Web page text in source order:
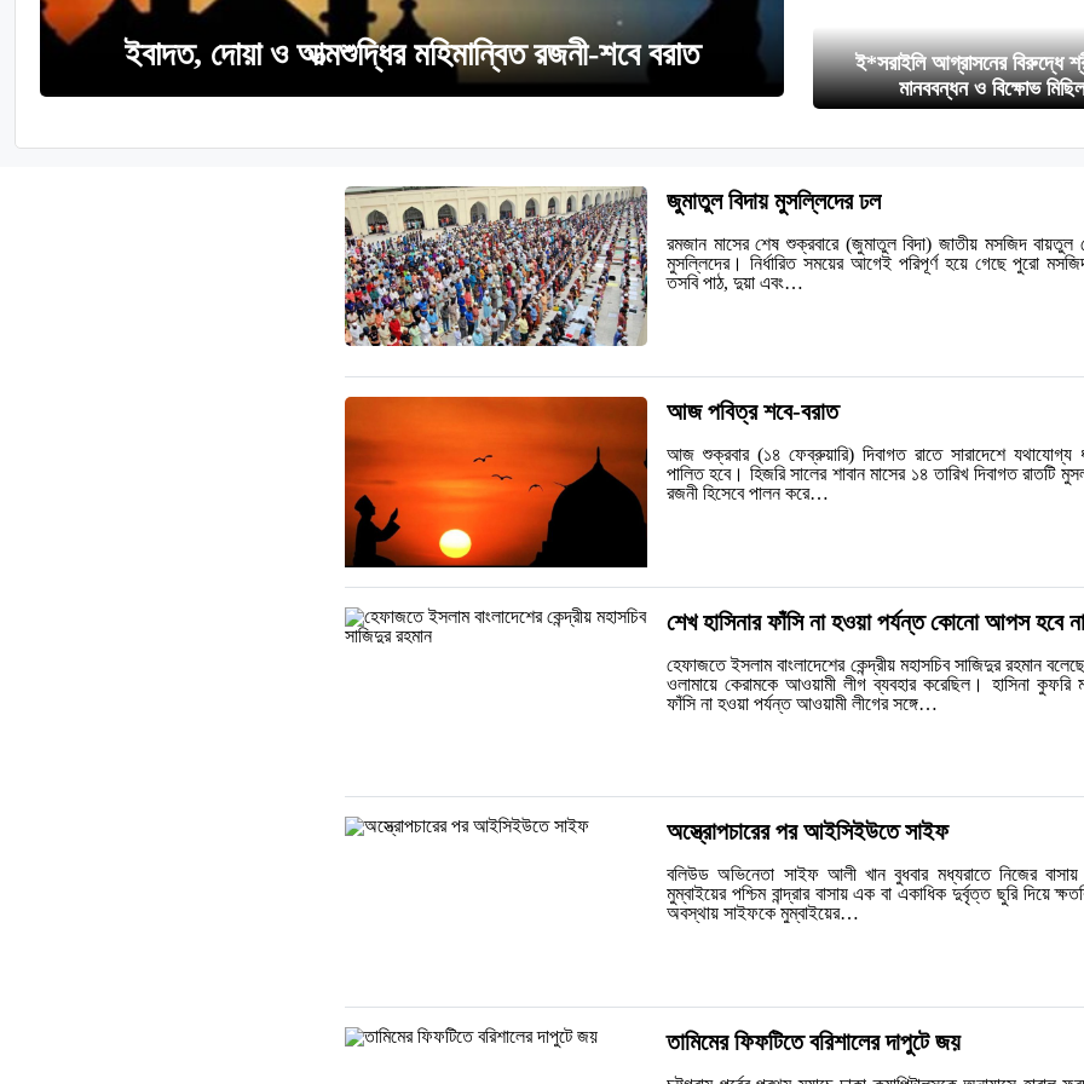
ইবাদত, দোয়া ও আত্মশুদ্ধির মহিমান্বিত রজনী-শবে বরাত
ই*সরাইলি আগ্রাসনের বিরুদ্ধে
মানববন্ধন ও বিক্ষোভ মিছিল
জুমাতুল বিদায় মুসল্লিদের ঢল
রমজান মাসের শেষ শুক্রবারে (জুমাতুল বিদা) জাতীয় মসজিদ বায়তুল
মুসল্লিদের। নির্ধারিত সময়ের আগেই পরিপূর্ণ হয়ে গেছে পুরো
তসবি পাঠ, দুয়া এবং…
আজ পবিত্র শবে-বরাত
আজ শুক্রবার (১৪ ফেব্রুয়ারি) দিবাগত রাতে সারাদেশে যথাযোগ্য
পালিত হবে। হিজরি সালের শাবান মাসের ১৪ তারিখ দিবাগত রাতটি
রজনী হিসেবে পালন করে…
শেখ হাসিনার ফাঁসি না হওয়া পর্যন্ত কোনো আপস হবে
হেফাজতে ইসলাম বাংলাদেশের কেন্দ্রীয় মহাসচিব সাজিদুর রহমান
ওলামায়ে কেরামকে আওয়ামী লীগ ব্যবহার করেছিল। হাসিনা কুফরি
ফাঁসি না হওয়া পর্যন্ত আওয়ামী লীগের সঙ্গে…
অস্ত্রোপচারের পর আইসিইউতে সাইফ
বলিউড অভিনেতা সাইফ আলী খান বুধবার মধ্যরাতে নিজের বাসায়
মুম্বাইয়ের পশ্চিম বান্দ্রার বাসায় এক বা একাধিক দুর্বৃত্ত ছুরি দিয়ে
অবস্থায় সাইফকে মুম্বাইয়ের…
তামিমের ফিফটিতে বরিশালের দাপুটে জয়